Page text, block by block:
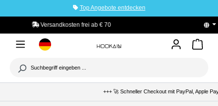
Top Angebote entdecken
PayPal Käuferschutz
+++ 🚀 Schneller Checkout mit PayPal, Apple